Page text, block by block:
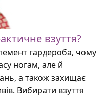
взуття?
гардероба, чому
ногам, але й
а також захищає
Вибирати взуття